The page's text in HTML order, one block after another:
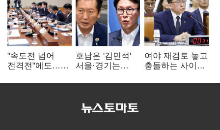
"속도전 넘어
전격전"에도…
주 52시간까지
호남은 '김민석'
서울·경기는
승자는 '안갯속'
여야 재검토 놓고
충돌하는 사이…
수 오차 당연"